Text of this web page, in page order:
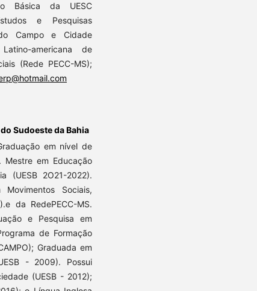
Básica da UESC
e Pesquisas
Campo e Cidade
americana de
(Rede PECC-MS);
Sudoeste da Bahia
em nível de
Mestre em Educação
(UESB 2O21-2022).
Sociais,
da RedePECC-MS.
e Pesquisa em
de Formação
Graduada em
- 2009). Possui
(UESB - 2012);